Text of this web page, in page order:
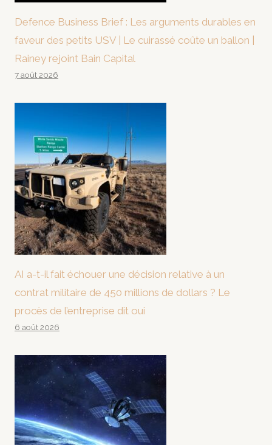
Defence Business Brief : Les arguments durables en
faveur des petits USV | Le cuirassé coûte un ballon |
Rainey rejoint Bain Capital
7 août 2026
AI a-t-il fait échouer une décision relative à un
contrat militaire de 450 millions de dollars ? Le
procès de l’entreprise dit oui
6 août 2026